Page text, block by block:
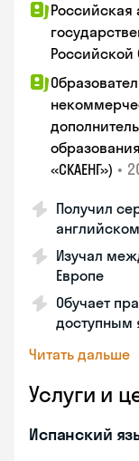
Российская
«СКАЕНГ») •
Получил
Изучал
Европе
Обучает
доступным
Читать дальше
Услуги и
Испанский